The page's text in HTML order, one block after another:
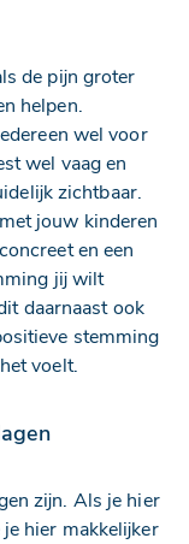
de pijn groter
helpen.
wel voor
wel vaag en
zichtbaar.
jouw kinderen
en een
jij wilt
daarnaast ook
stemming
voelt.
zijn. Als je hier
hier makkelijker